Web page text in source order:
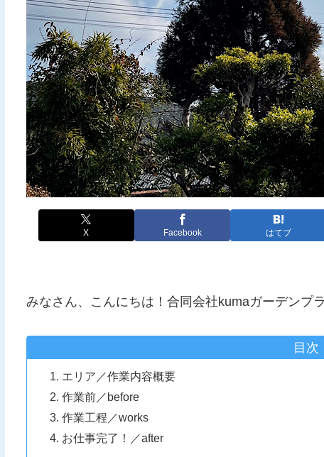
X Facebook はてブ
みなさん、こんにちは！合同会社kumaガーデンプ
目次
エリア／作業内容概要
作業前／before
作業工程／works
お仕事完了！／after